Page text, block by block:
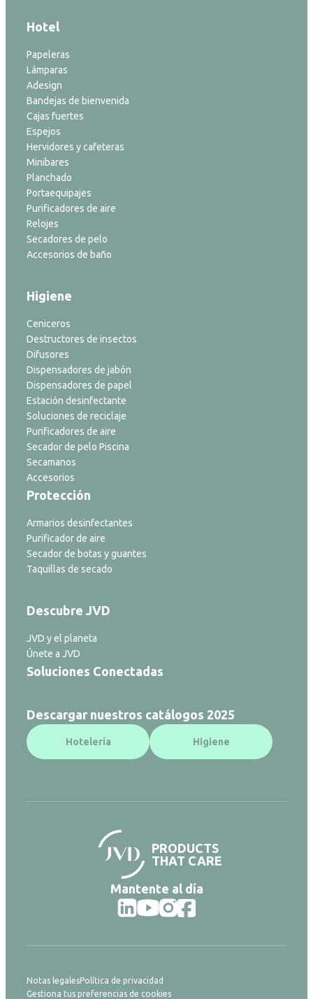
Hotel
Papeleras
Lámparas
Adesign
Bandejas de bienvenida
Cajas fuertes
Espejos
Hervidores y cafeteras
Minibares
Planchado
Portaequipajes
Purificadores de aire
Relojes
Secadores de pelo
Accesorios de baño
Higiene
Ceniceros
Destructores de insectos
Difusores
Dispensadores de jabón
Dispensadores de papel
Estación desinfectante
Soluciones de reciclaje
Purificadores de aire
Secador de pelo Piscina
Secamanos
Accesorios
Protección
Armarios desinfectantes
Purificador de aire
Secador de botas y guantes
Taquillas de secado
Descubre JVD
JVD y el planeta
Únete a JVD
Soluciones Conectadas
Descargar nuestros catálogos 2025
Hotelería Higiene
PRODUCTS
THAT CARE
Mantente al día
Notas legalesPolítica de privacidad
Gestiona tus preferencias de cookies